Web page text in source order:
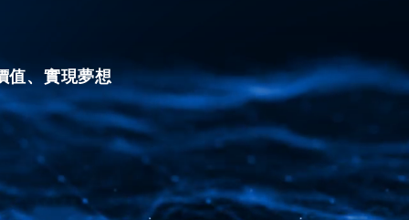
值、實現夢想